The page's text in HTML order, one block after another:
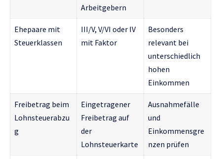
Arbeitgebern
Ehepaare mit
Steuerklassen
III/V, V/VI oder IV
mit Faktor
Besonders
relevant bei
unterschiedlich
hohen
Einkommen
Freibetrag beim
Lohnsteuerabzu
g
Eingetragener
Freibetrag auf
der
Lohnsteuerkarte
Ausnahmefälle
und
Einkommensgre
nzen prüfen